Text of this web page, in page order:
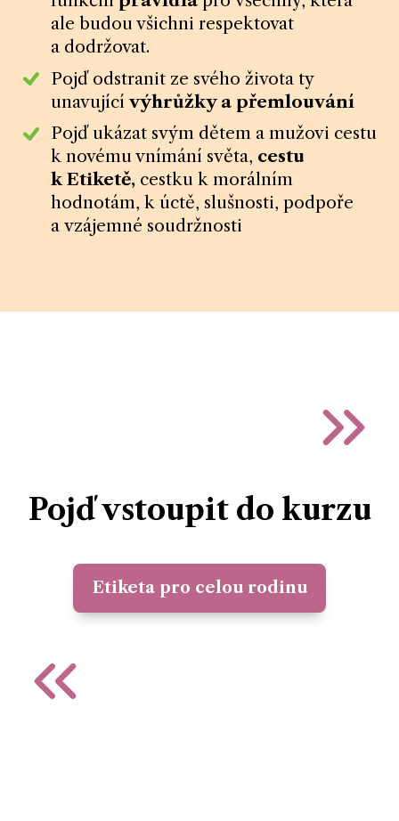
ale budou všichni respektovat
a dodržovat.
Pojď odstranit ze svého života ty
unavujícívýhrůžky a přemlouvání
Pojď ukázat svým dětem a mužovi cestu
k novému vnímání světa, cestu
k Etiketě, cestku k morálním
hodnotám, k úctě, slušnosti, podpoře
a vzájemné soudržnosti
Pojď vstoupit do kurzu
Etiketa pro celou rodinu